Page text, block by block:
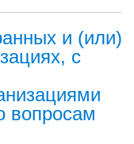
и (или)
с
вопросам